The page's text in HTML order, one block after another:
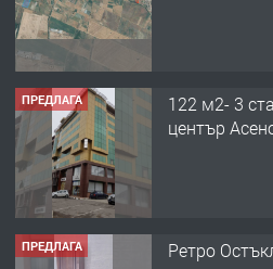
ПРЕДЛАГА
122 м2- 3
център
ПРЕДЛАГА Ретро